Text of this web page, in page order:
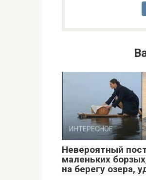
ИНТЕРЕСНОЕ
Невероятный
маленьких
на берегу озера,